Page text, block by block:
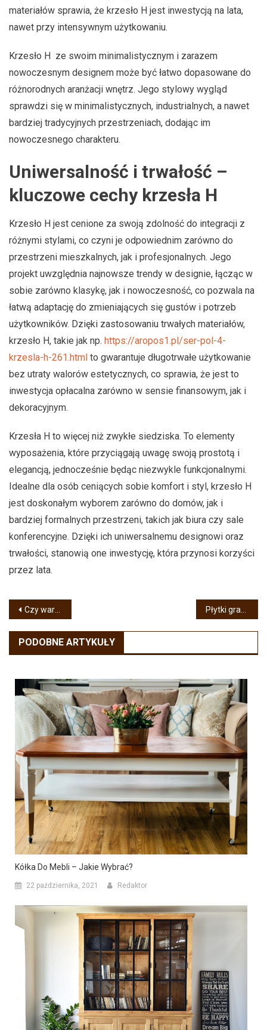
materiałów sprawia, że krzesło H jest inwestycją na lata,
nawet przy intensywnym użytkowaniu.
Krzesło H ze swoim minimalistycznym i zarazem
nowoczesnym designem może być łatwo dopasowane do
różnorodnych aranżacji wnętrz. Jego stylowy wygląd
sprawdzi się w minimalistycznych, industrialnych, a nawet
bardziej tradycyjnych przestrzeniach, dodając im
nowoczesnego charakteru.
Uniwersalność i trwałość –
kluczowe cechy krzesła H
Krzesło H jest cenione za swoją zdolność do integracji z
różnymi stylami, co czyni je odpowiednim zarówno do
przestrzeni mieszkalnych, jak i profesjonalnych. Jego
projekt uwzględnia najnowsze trendy w designie, łącząc w
sobie zarówno klasykę, jak i nowoczesność, co pozwala na
łatwą adaptację do zmieniających się gustów i potrzeb
użytkowników. Dzięki zastosowaniu trwałych materiałów,
krzesło H, takie jak np. https://aropos1.pl/ser-pol-4-
krzesla-h-261.html to gwarantuje długotrwałe użytkowanie
bez utraty walorów estetycznych, co sprawia, że jest to
inwestycja opłacalna zarówno w sensie finansowym, jak i
dekoracyjnym.
Krzesła H to więcej niż zwykłe siedziska. To elementy
wyposażenia, które przyciągają uwagę swoją prostotą i
elegancją, jednocześnie będąc niezwykle funkcjonalnymi.
Idealne dla osób ceniących sobie komfort i styl, krzesło H
jest doskonałym wyborem zarówno do domów, jak i
bardziej formalnych przestrzeni, takich jak biura czy sale
konferencyjne. Dzięki ich uniwersalnemu designowi oraz
trwałości, stanowią one inwestycję, która przynosi korzyści
przez lata.
Nawigacja
wpisu
Czy warto zainwestować w wideodomofon z szyfratorem?
PODOBNE ARTYKUŁY
Kółka Do Mebli – Jakie Wybrać?
22 października, 2021 Redaktor